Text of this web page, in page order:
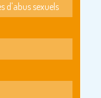
d'abus sexuels